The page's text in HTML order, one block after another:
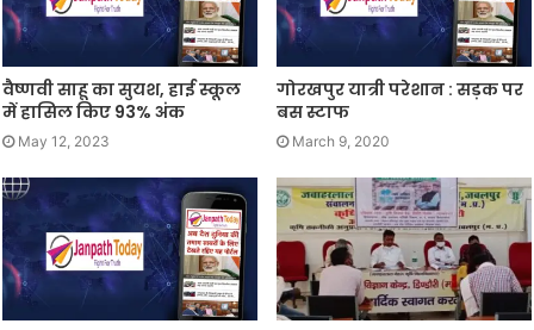
वैष्णवी साहू का सुयश, हाई स्कूल
में हासिल किए 93% अंक
May 12, 2023
गोरखपुर यात्री परेशान : सड़क पर
बस स्टाफ
March 9, 2020